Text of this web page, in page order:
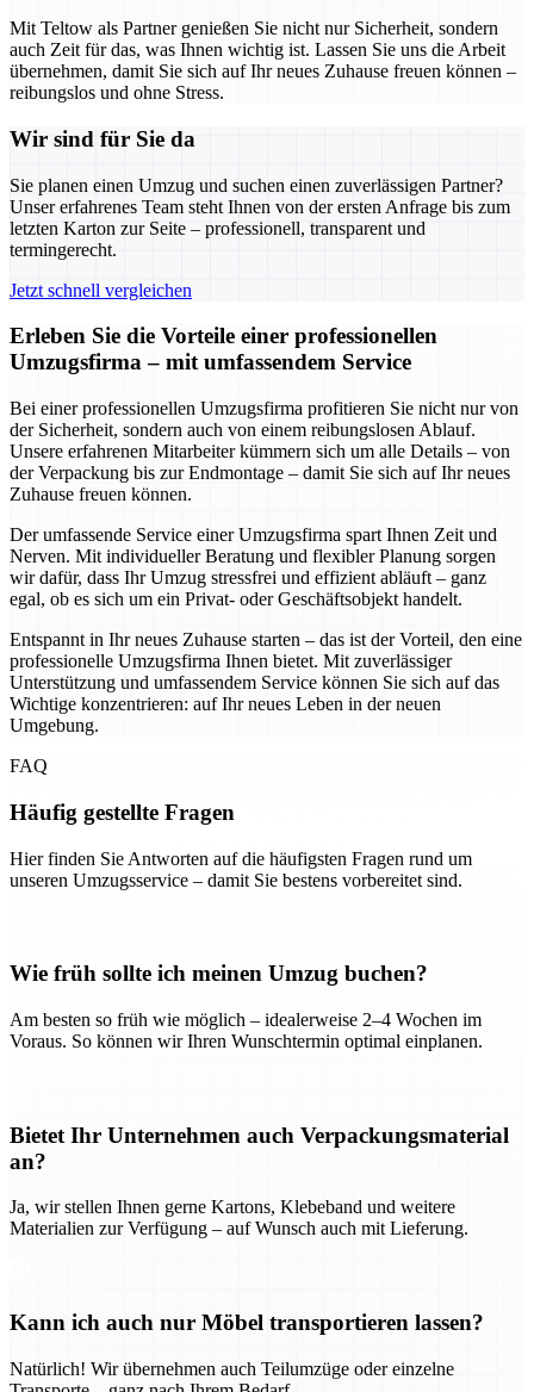
Mit Teltow als Partner genießen Sie nicht nur Sicherheit, sondern
auch Zeit für das, was Ihnen wichtig ist. Lassen Sie uns die Arbeit
übernehmen, damit Sie sich auf Ihr neues Zuhause freuen können –
reibungslos und ohne Stress.
Wir sind für Sie da
Sie planen einen Umzug und suchen einen zuverlässigen Partner?
Unser erfahrenes Team steht Ihnen von der ersten Anfrage bis zum
letzten Karton zur Seite – professionell, transparent und
termingerecht.
Jetzt schnell vergleichen
Erleben Sie die Vorteile einer professionellen
Umzugsfirma – mit umfassendem Service
Bei einer professionellen Umzugsfirma profitieren Sie nicht nur von
der Sicherheit, sondern auch von einem reibungslosen Ablauf.
Unsere erfahrenen Mitarbeiter kümmern sich um alle Details – von
der Verpackung bis zur Endmontage – damit Sie sich auf Ihr neues
Zuhause freuen können.
Der umfassende Service einer Umzugsfirma spart Ihnen Zeit und
Nerven. Mit individueller Beratung und flexibler Planung sorgen
wir dafür, dass Ihr Umzug stressfrei und effizient abläuft – ganz
egal, ob es sich um ein Privat- oder Geschäftsobjekt handelt.
Entspannt in Ihr neues Zuhause starten – das ist der Vorteil, den eine
professionelle Umzugsfirma Ihnen bietet. Mit zuverlässiger
Unterstützung und umfassendem Service können Sie sich auf das
Wichtige konzentrieren: auf Ihr neues Leben in der neuen
Umgebung.
FAQ
Häufig gestellte Fragen
Hier finden Sie Antworten auf die häufigsten Fragen rund um
unseren Umzugsservice – damit Sie bestens vorbereitet sind.
Wie früh sollte ich meinen Umzug buchen?
Am besten so früh wie möglich – idealerweise 2–4 Wochen im
Voraus. So können wir Ihren Wunschtermin optimal einplanen.
Bietet Ihr Unternehmen auch Verpackungsmaterial
an?
Ja, wir stellen Ihnen gerne Kartons, Klebeband und weitere
Materialien zur Verfügung – auf Wunsch auch mit Lieferung.
Kann ich auch nur Möbel transportieren lassen?
Natürlich! Wir übernehmen auch Teilumzüge oder einzelne